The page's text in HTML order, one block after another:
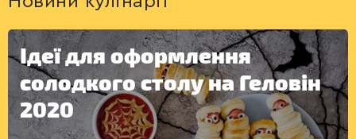
Ідеї для оформлення
солодкого столу на Геловін
2020